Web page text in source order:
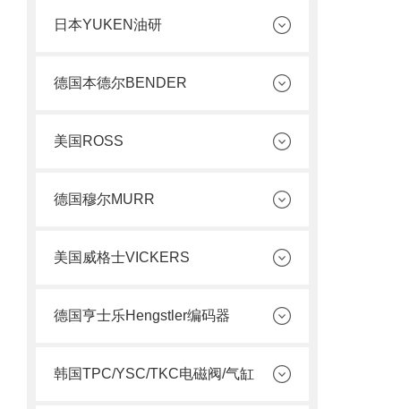
日本YUKEN油研
德国本德尔BENDER
美国ROSS
德国穆尔MURR
美国威格士VICKERS
德国亨士乐Hengstler编码器
韩国TPC/YSC/TKC电磁阀/气缸